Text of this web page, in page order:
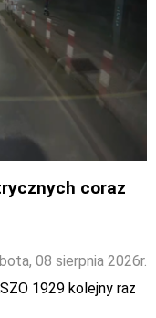
coraz
08 sierpnia 2026r.
1929 kolejny raz